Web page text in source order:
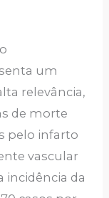
um
relevância,
de morte
pelo infarto
vascular
incidência da